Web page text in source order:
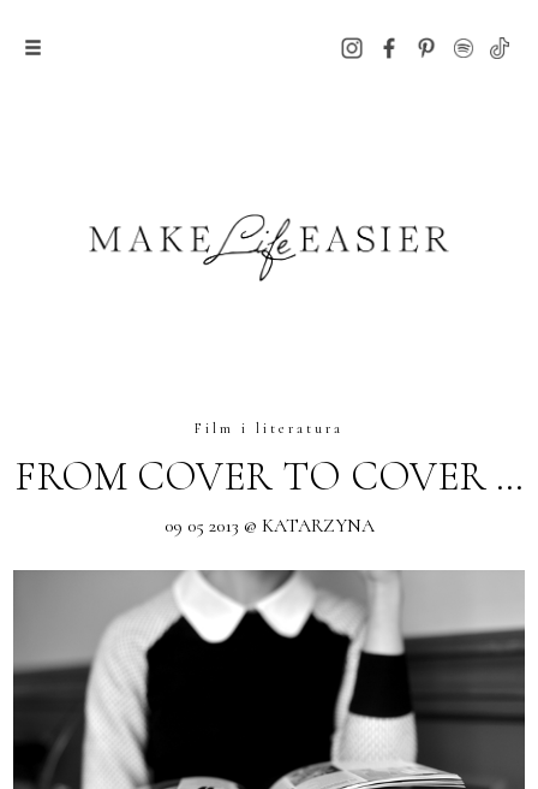
Film i literatura
FROM COVER TO COVER …
09 05 2013 @ KATARZYNA